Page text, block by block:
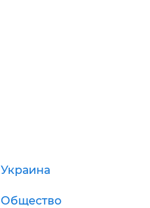
Украина
Общество